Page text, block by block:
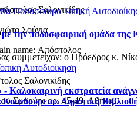
ΠοδόσφαιροΤοπική
την ποδοσφαιρική ομάδα της
συμμετείχαν: o Πρόεδρος κ.
Αυτοδιοίκηση
- Καλοκαιρινή εκστρατεία
Δημοτική
Σαλονικίδης
Σούγια
name: Απόστολος
Σαλονικίδης
Σμύρνης αρ. 45-49, Αθήνα,